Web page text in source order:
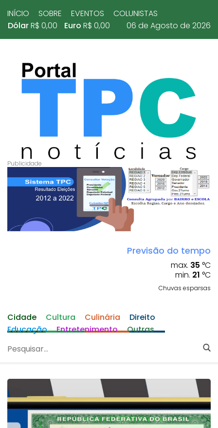
INÍCIO SOBRE EVENTOS
COLUNISTAS
DólarR$ 0,00 Euro R$ 0,00 06 de Agosto de 2026
Previsão do tempo
max. 35 °C
min. 21 °C
Chuvas esparsas
Cidade Cultura Culinária
Direito
Educação
Entretenimento Outras